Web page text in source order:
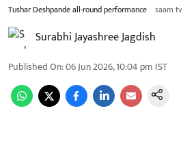
Tushar Deshpande all-round performance saam tv
Surabhi Jayashree Jagdish
Published On:06 Jun 2026, 10:04 pm IST